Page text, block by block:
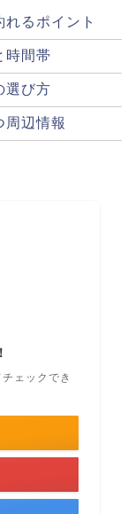
るポイント
時間帯
選び方
周辺情報
ェックでき